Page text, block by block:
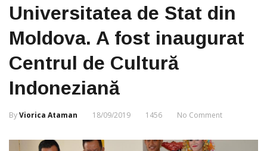
Universitatea de Stat din
Moldova. A fost inaugurat
Centrul de Cultură
Indoneziană
ByViorica Ataman 18/09/2019 1456 No Comment